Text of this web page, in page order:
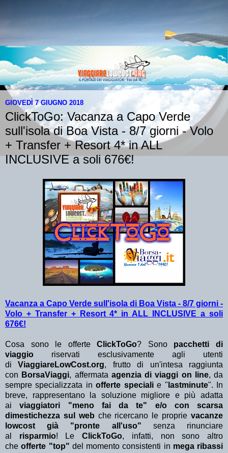
GIOVEDÌ 7 GIUGNO 2018
ClickToGo: Vacanza a Capo Verde
sull'isola di Boa Vista - 8/7 giorni - Volo
+ Transfer + Resort 4* in ALL
INCLUSIVE a soli 676€!
Vacanza a Capo Verde sull'isola di Boa Vista - 8/7 giorni -
Volo + Transfer + Resort 4* in ALL INCLUSIVE a soli
676€!
Cosa sono le offerteClickToGo? Sono pacchetti di
viaggio riservati esclusivamente agli utenti
diViaggiareLowCost.org, frutto di un'intesa raggiunta
con BorsaViaggi, affermata agenzia di viaggi on line, da
sempre specializzata in offerte specialie " lastminute". In
breve, rappresentano la soluzione migliore e più adatta
aiviaggiatori "meno fai da te" e/o con scarsa
dimestichezza sul web che ricercano le proprievacanze
lowcost già "pronte all'uso" senza rinunciare
al risparmio! LeClickToGo, infatti, non sono altro
cheofferte "top" del momento consistenti in mega ribassi